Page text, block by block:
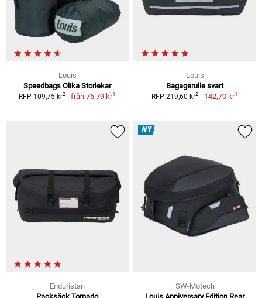
Louis
Speedbags Olika Storlekar
RFP 109,75 kr2 från76,79 kr1
Louis
Bagagerulle svart
RFP 219,60 kr2 142,70 kr1
Enduristan
NY
SW-Motech